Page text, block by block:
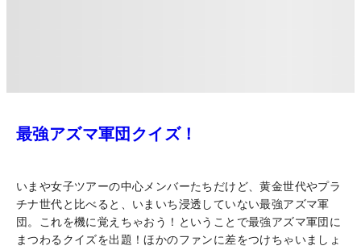
最強アズマ軍団クイズ！
いまや女子ツアーの中心メンバーたちだけど、黄金世代やプラ
チナ世代と比べると、いまいち浸透していない最強アズマ軍
団。これを機に覚えちゃおう！ということで最強アズマ軍団に
まつわるクイズを出題！ほかのファンに差をつけちゃいましょ